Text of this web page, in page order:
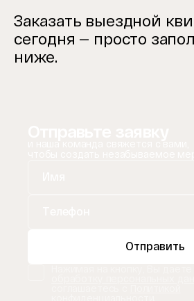
Заказать выездной
сегодня — просто
ниже.
Отправить